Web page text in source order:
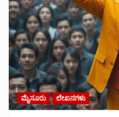
ಮೈಸೂರು ಲೇಖನಗಳು